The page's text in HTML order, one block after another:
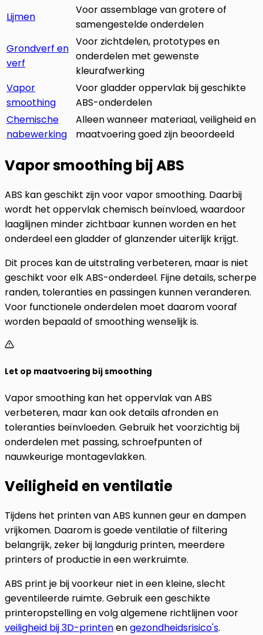
Lijmen
Voor assemblage van grotere of
samengestelde onderdelen
Grondverf en
verf
Voor zichtdelen, prototypes en
onderdelen met gewenste
kleurafwerking
Vapor
smoothing
Voor gladder oppervlak bij geschikte
ABS-onderdelen
Chemische
nabewerking
Alleen wanneer materiaal, veiligheid en
maatvoering goed zijn beoordeeld
Vapor smoothing bij ABS
ABS kan geschikt zijn voor vapor smoothing. Daarbij
wordt het oppervlak chemisch beïnvloed, waardoor
laaglijnen minder zichtbaar kunnen worden en het
onderdeel een gladder of glanzender uiterlijk krijgt.
Dit proces kan de uitstraling verbeteren, maar is niet
geschikt voor elk ABS-onderdeel. Fijne details, scherpe
randen, toleranties en passingen kunnen veranderen.
Voor functionele onderdelen moet daarom vooraf
worden bepaald of smoothing wenselijk is.
Let op maatvoering bij smoothing
Vapor smoothing kan het oppervlak van ABS
verbeteren, maar kan ook details afronden en
toleranties beïnvloeden. Gebruik het voorzichtig bij
onderdelen met passing, schroefpunten of
nauwkeurige montagevlakken.
Veiligheid en ventilatie
Tijdens het printen van ABS kunnen geur en dampen
vrijkomen. Daarom is goede ventilatie of filtering
belangrijk, zeker bij langdurig printen, meerdere
printers of productie in een werkruimte.
ABS print je bij voorkeur niet in een kleine, slecht
geventileerde ruimte. Gebruik een geschikte
printeropstelling en volg algemene richtlijnen voor
veiligheid bij 3D-printenengezondheidsrisico's.